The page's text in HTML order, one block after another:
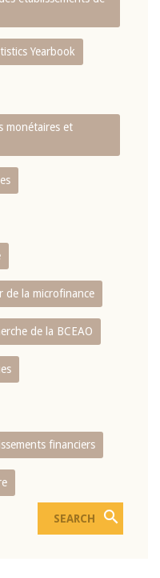
Yearbook
monétaires et
de la microfinance
de la BCEAO
financiers